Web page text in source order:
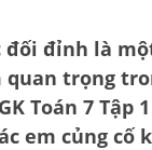
đối đỉnh là
trọng
Toán 7 Tập
em củng cố